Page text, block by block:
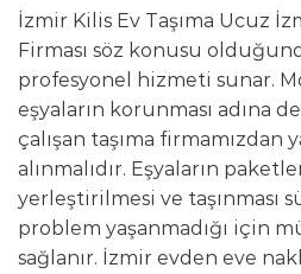
İzmir Kilis Ev Taşıma Ucuz
Firması söz konusu
profesyonel hizmeti sunar.
eşyaların korunması adına
çalışan taşıma firmamızdan
alınmalıdır. Eşyaların
yerleştirilmesi ve taşınması
problem yaşanmadığı için
sağlanır. İzmir evden eve